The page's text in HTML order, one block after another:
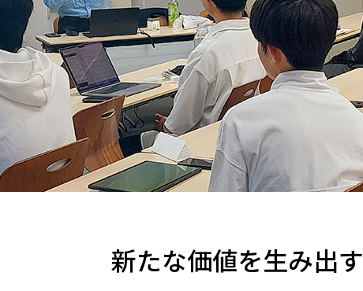
新たな価値を生み出す